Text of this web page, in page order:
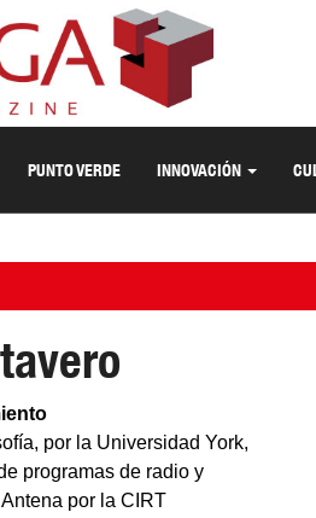
PUNTO VERDE INNOVACIÓN
por la Universidad York,
programas de radio y
por la CIRT